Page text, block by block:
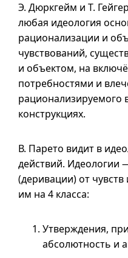
Э. Дюркгейм и Т.
любая идеология
рационализации и
чувствований,
и объектом, на
потребностями и
рационализируемого
конструкциях.
В. Парето видит в
действий. Идеологии
(деривации) от
им на 4 класса:
Утверждения,
абсолютность и